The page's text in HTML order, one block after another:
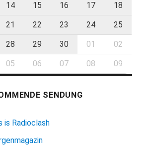
14 15 16 17 18
21 22 23 24 25
28 29 30 01 02
05 06 07 08 09
SENDUNG
is Radioclash